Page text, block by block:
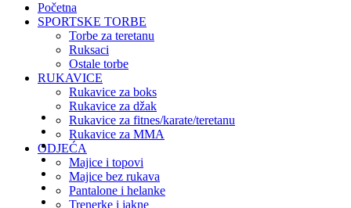
Početna
SPORTSKE TORBE
Torbe za teretanu
Ruksaci
Ostale torbe
RUKAVICE
Rukavice za boks
Rukavice za džak
Rukavice za fitnes/karate/teretanu
Rukavice za MMA
ODJEĆA
Majice i topovi
Majice bez rukava
Pantalone i helanke
Trenerke i jakne